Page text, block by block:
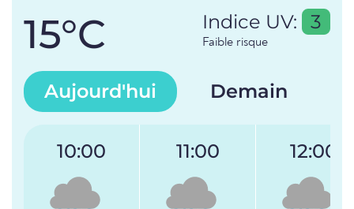
15°C Indice UV: 3
Faible risque
Aujourd'hui Demain
10:00 11:00 12:00